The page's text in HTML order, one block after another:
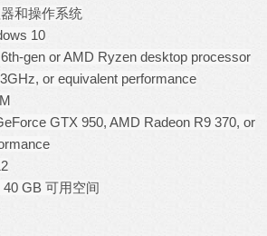
和操作系统
10
gen or AMD Ryzen desktop processor
or equivalent performance
GTX 950, AMD Radeon R9 370, or
GB 可用空间